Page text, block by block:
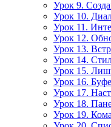
Урок 9.
Урок 10.
Урок 11.
Урок 12.
Урок 13.
Урок 14.
Урок 15.
Урок 16.
Урок 17.
Урок 18.
Урок 19.